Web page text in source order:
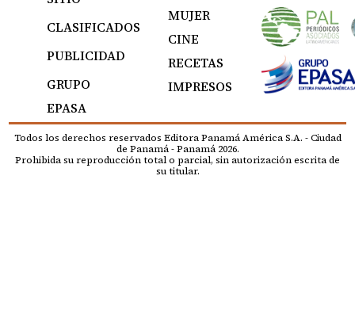
CLASIFICADOS
PUBLICIDAD
GRUPO
EPASA
MUJER
CINE
RECETAS
IMPRESOS
Todos los derechos reservados Editora Panamá América S.A. - Ciudad
de Panamá - Panamá 2026.
Prohibida su reproducción total o parcial, sin autorización escrita de
su titular.